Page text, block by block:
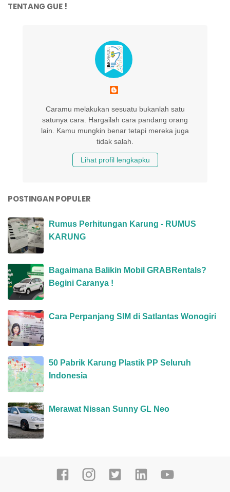
TENTANG GUE !
Caramu melakukan sesuatu bukanlah satu
satunya cara. Hargailah cara pandang orang
lain. Kamu mungkin benar tetapi mereka juga
tidak salah.
Lihat profil lengkapku
POSTINGAN POPULER
Rumus Perhitungan Karung - RUMUS
KARUNG
Bagaimana Balikin Mobil GRABRentals?
Begini Caranya !
Cara Perpanjang SIM di Satlantas Wonogiri
50 Pabrik Karung Plastik PP Seluruh
Indonesia
Merawat Nissan Sunny GL Neo